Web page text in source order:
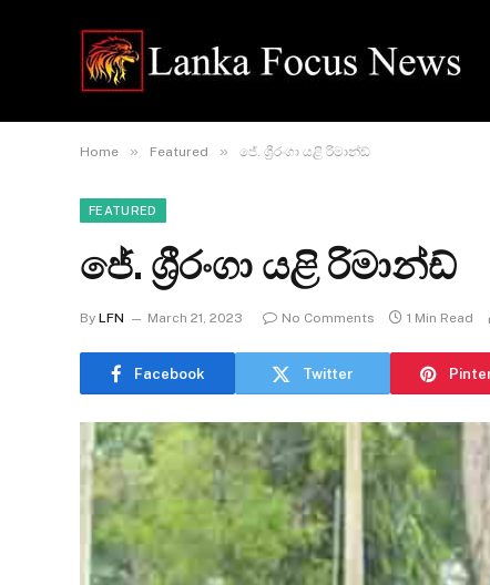
Home » Featured » ජේ. ශ්‍රීරංගා යළි රිමාන්ඩ්
FEATURED
ජේ. ශ්‍රීරංගා යළි රිමාන්ඩ්
By LFN March 21, 2023 No Comments 1 Min Read
Facebook Twitter